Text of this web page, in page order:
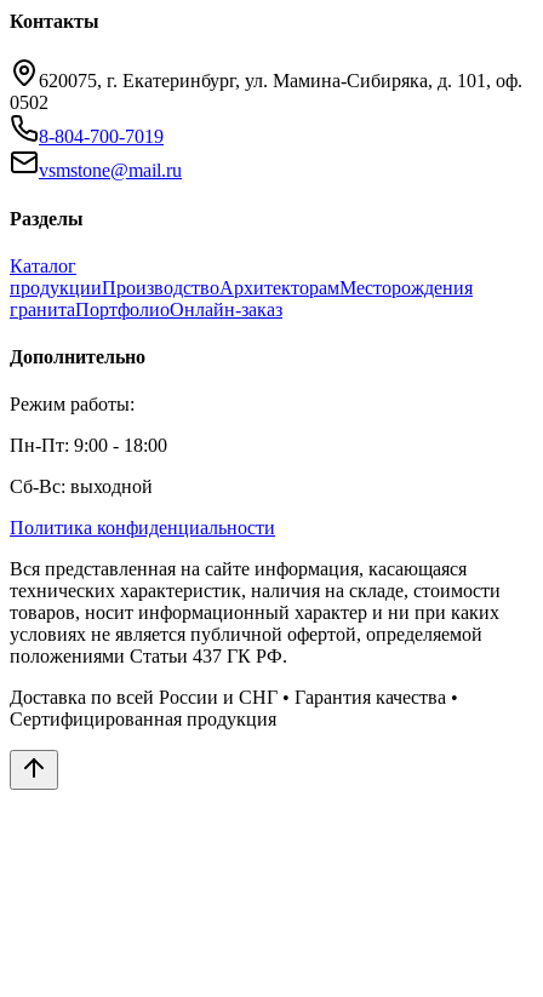
Контакты
620075, г. Екатеринбург, ул. Мамина-Сибиряка, д. 101, оф.
0502
8-804-700-7019
vsmstone@mail.ru
Разделы
Каталог
продукцииПроизводствоАрхитекторамМесторождения
гранитаПортфолиоОнлайн-заказ
Дополнительно
Режим работы:
Пн-Пт: 9:00 - 18:00
Сб-Вс: выходной
Политика конфиденциальности
Вся представленная на сайте информация, касающаяся
технических характеристик, наличия на складе, стоимости
товаров, носит информационный характер и ни при каких
условиях не является публичной офертой, определяемой
положениями Статьи 437 ГК РФ.
Доставка по всей России и СНГ • Гарантия качества •
Сертифицированная продукция